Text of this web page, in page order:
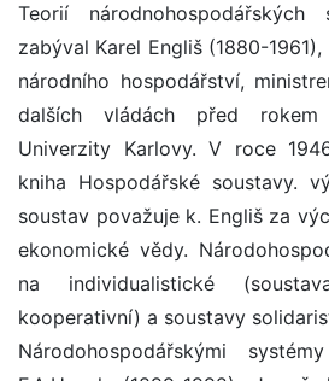
Teorií
zabýval Karel Engliš (1880-
národního hospodářství,
dalších vládách před
Univerzity Karlovy. V roce
kniha Hospodářské soustavy.
soustav považuje k. Engliš za
ekonomické vědy.
na individualistické
kooperativní) a soustavy
Národohospodářskými